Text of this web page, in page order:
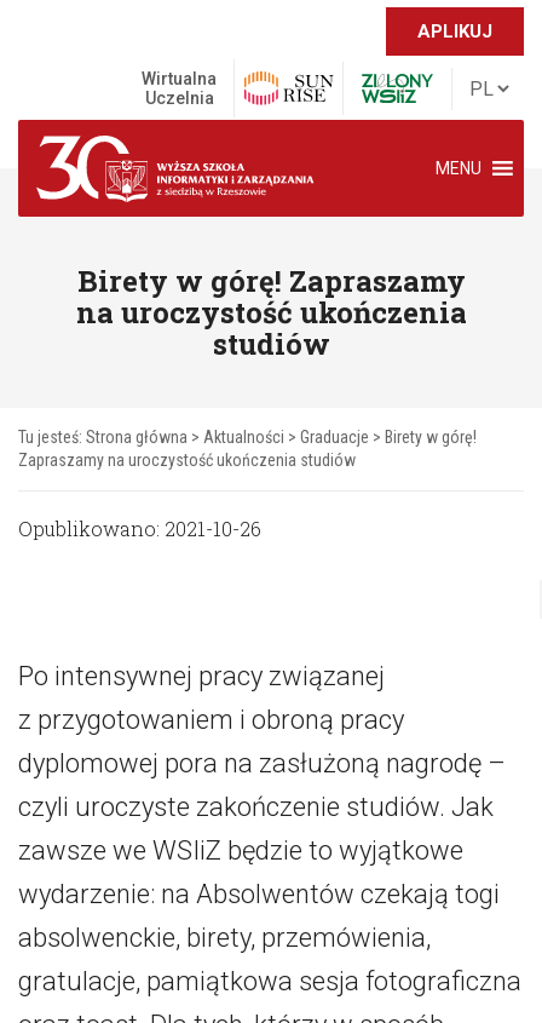
APLIKUJ
Wirtualna
Uczelnia
MENU
Birety w górę! Zapraszamy
na uroczystość ukończenia
studiów
Tu jesteś: Strona główna > Aktualności > Graduacje > Birety w górę!
Zapraszamy na uroczystość ukończenia studiów
Opublikowano: 2021-10-26
Po intensywnej pracy związanej
z przygotowaniem i obroną pracy
dyplomowej pora na zasłużoną nagrodę –
czyli uroczyste zakończenie studiów. Jak
zawsze we WSIiZ będzie to wyjątkowe
wydarzenie: na Absolwentów czekają togi
absolwenckie, birety, przemówienia,
gratulacje, pamiątkowa sesja fotograficzna